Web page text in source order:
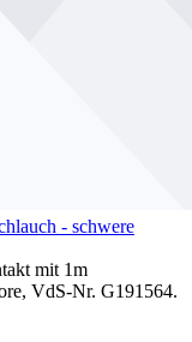
- schwere
mit 1m
VdS-Nr. G191564.